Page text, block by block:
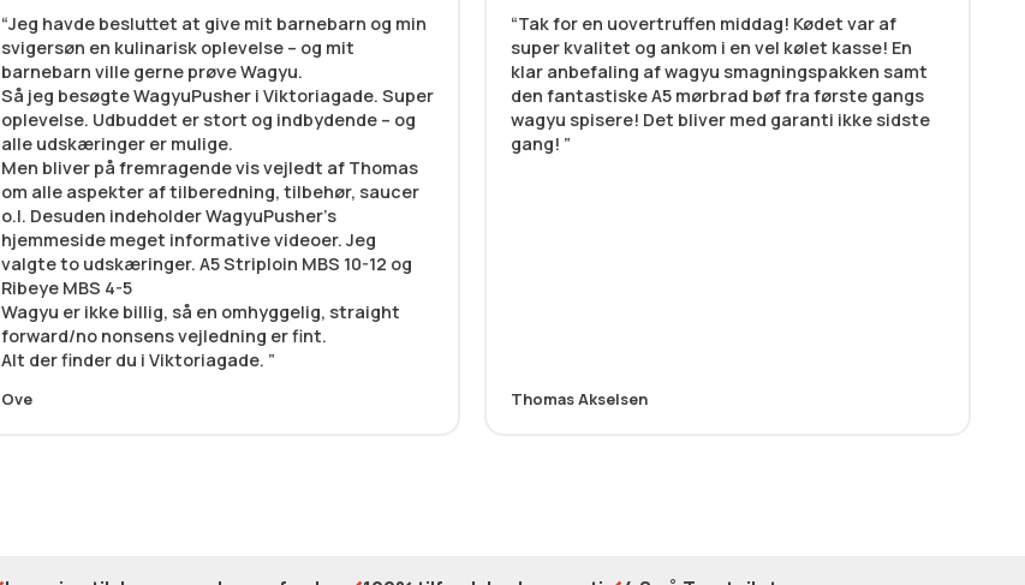
Jeg havde besluttet at give mit barnebarn og min
svigersøn en kulinarisk oplevelse – og mit
barnebarn ville gerne prøve Wagyu.
Så jeg besøgte WagyuPusher i Viktoriagade. Super
oplevelse. Udbuddet er stort og indbydende – og
alle udskæringer er mulige.
Men bliver på fremragende vis vejledt af Thomas
om alle aspekter af tilberedning, tilbehør, saucer
o.l. Desuden indeholder WagyuPusher’s
hjemmeside meget informative videoer. Jeg
valgte to udskæringer. A5 Striploin MBS 10-12 og
Ribeye MBS 4-5
Wagyu er ikke billig, så en omhyggelig, straight
forward/no nonsens vejledning er fint.
Alt der finder du i Viktoriagade.
Ove
Tak for en uovertruffen middag! Kødet var af
super kvalitet og ankom i en vel kølet kasse! En
klar anbefaling af wagyu smagningspakken samt
den fantastiske A5 mørbrad bøf fra første gangs
wagyu spisere! Det bliver med garanti ikke sidste
gang!
Thomas Akselsen